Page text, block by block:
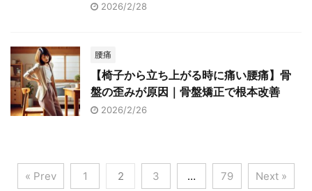
2026/2/28
腰痛
【椅子から立ち上がる時に痛い腰痛】骨
盤の歪みが原因｜骨盤矯正で根本改善
2026/2/26
« Prev 1 2 3 … 79 Next »